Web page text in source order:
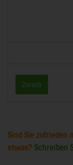
Zurück
Sind Sie zufrieden
etwas? Schreiben